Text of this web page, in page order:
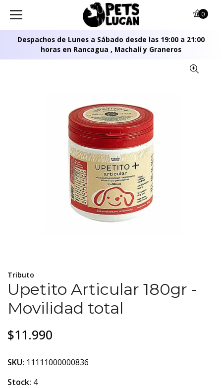
Despachos de Lunes a Sábado desde las 19:00 a 21:00
horas en Rancagua , Machalí y Graneros
0
Tributo
Upetito Articular 180gr -
Movilidad total
$11.990
SKU: 11111000000836
Stock: 4